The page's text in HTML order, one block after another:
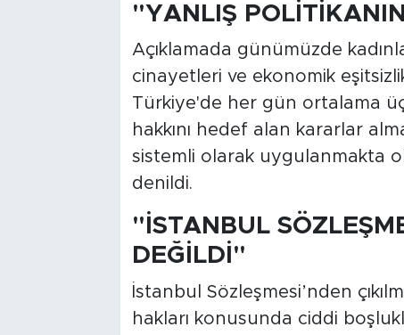
"YANLIŞ
Açıklamada günümüzde
cinayetleri ve ekonomik
Türkiye'de her gün ortalama
hakkını hedef alan kararlar
sistemli olarak uygulanmakta
denildi.
"İSTANBUL
DEĞİLDİ"
İstanbul Sözleşmesi’nden
hakları konusunda ciddi